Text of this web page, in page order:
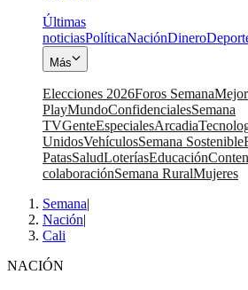
Últimas
noticiasPolíticaNaciónDinero
Más
Elecciones 2026Foros Semana
PlayMundoConfidencialesSemana
TVGenteEspecialesArcadia
UnidosVehículosSemana Sostenible
PatasSaludLoteríasEducación
colaboraciónSemana RuralMujeres
Semana|
Nación|
Cali
NACIÓN